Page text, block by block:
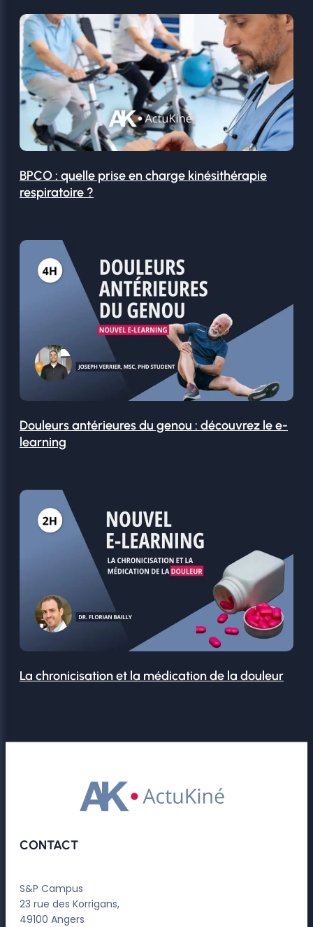
BPCO : quelle prise en charge kinésithérapie
respiratoire ?
Douleurs antérieures du genou : découvrez le e-
learning
La chronicisation et la médication de la douleur
CONTACT
S&P Campus
23 rue des Korrigans,
49100 Angers